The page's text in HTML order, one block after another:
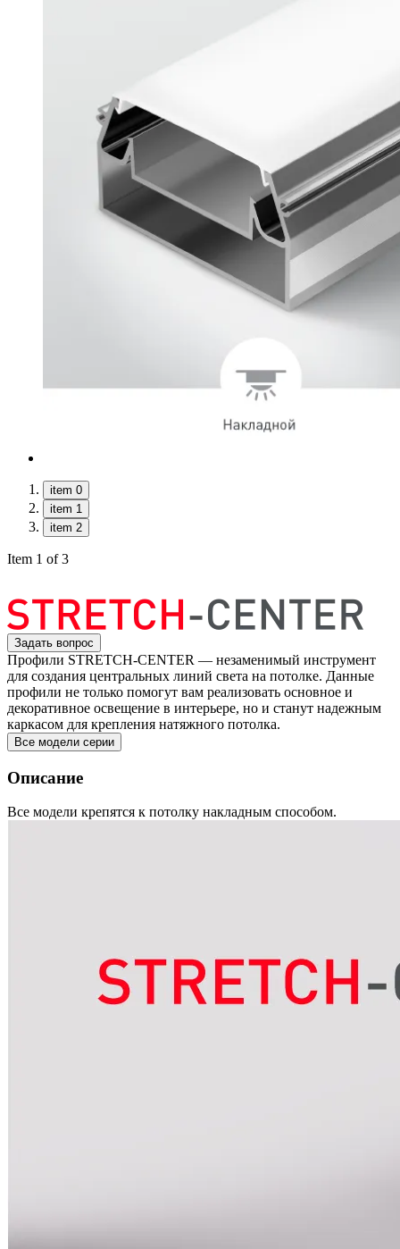
item 0
item 1
item 2
Item 1 of 3
Задать вопрос
Профили STRETCH-CENTER — незаменимый инструмент
для создания центральных линий света на потолке. Данные
профили не только помогут вам реализовать основное и
декоративное освещение в интерьере, но и станут надежным
каркасом для крепления натяжного потолка.
Все модели серии
Описание
Все модели крепятся к потолку накладным способом.